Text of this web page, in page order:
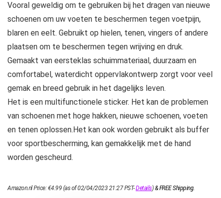
Vooral geweldig om te gebruiken bij het dragen van nieuwe
schoenen om uw voeten te beschermen tegen voetpijn,
blaren en eelt. Gebruikt op hielen, tenen, vingers of andere
plaatsen om te beschermen tegen wrijving en druk.
Gemaakt van eersteklas schuimmateriaal, duurzaam en
comfortabel, waterdicht oppervlakontwerp zorgt voor veel
gemak en breed gebruik in het dagelijks leven.
Het is een multifunctionele sticker. Het kan de problemen
van schoenen met hoge hakken, nieuwe schoenen, voeten
en tenen oplossen.Het kan ook worden gebruikt als buffer
voor sportbescherming, kan gemakkelijk met de hand
worden gescheurd.
Amazon.nl Price:€4.99 (as of 02/04/2023 21:27 PST-Details)&FREE Shipping.